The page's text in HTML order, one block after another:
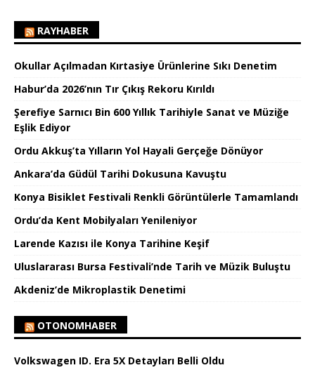
RAYHABER
Okullar Açılmadan Kırtasiye Ürünlerine Sıkı Denetim
Habur’da 2026’nın Tır Çıkış Rekoru Kırıldı
Şerefiye Sarnıcı Bin 600 Yıllık Tarihiyle Sanat ve Müziğe
Eşlik Ediyor
Ordu Akkuş’ta Yılların Yol Hayali Gerçeğe Dönüyor
Ankara’da Güdül Tarihi Dokusuna Kavuştu
Konya Bisiklet Festivali Renkli Görüntülerle Tamamlandı
Ordu’da Kent Mobilyaları Yenileniyor
Larende Kazısı ile Konya Tarihine Keşif
Uluslararası Bursa Festivali’nde Tarih ve Müzik Buluştu
Akdeniz’de Mikroplastik Denetimi
OTONOMHABER
Volkswagen ID. Era 5X Detayları Belli Oldu